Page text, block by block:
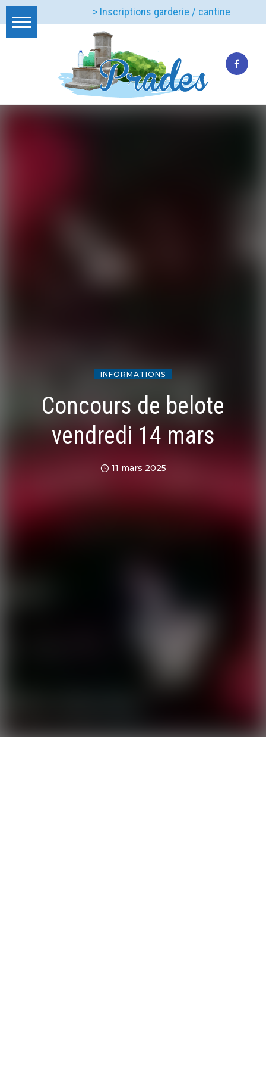
> Inscriptions garderie / cantine
INFORMATIONS
Concours de belote
vendredi 14 mars
11 mars 2025